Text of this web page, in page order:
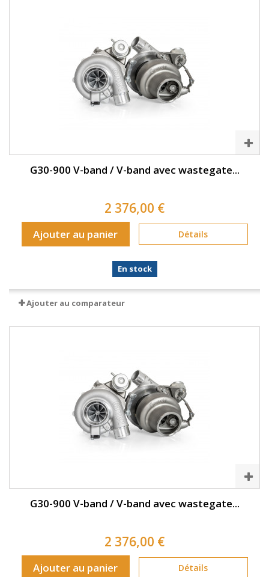
G30-900 V-band / V-band avec wastegate...
2 376,00 €
Ajouter au panier Détails
En stock
Ajouter au comparateur
G30-900 V-band / V-band avec wastegate...
2 376,00 €
Ajouter au panier Détails